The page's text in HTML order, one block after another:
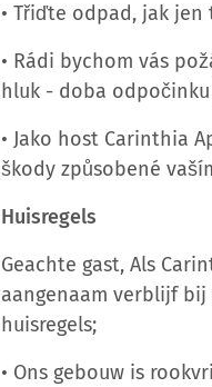
• Třiďte odpad, jak jen
• Rádi bychom vás
hluk - doba odpočinku
• Jako host Carinthia
škody způsobené
Huisregels
Geachte gast, Als
aangenaam verblijf
huisregels;
• Ons gebouw is